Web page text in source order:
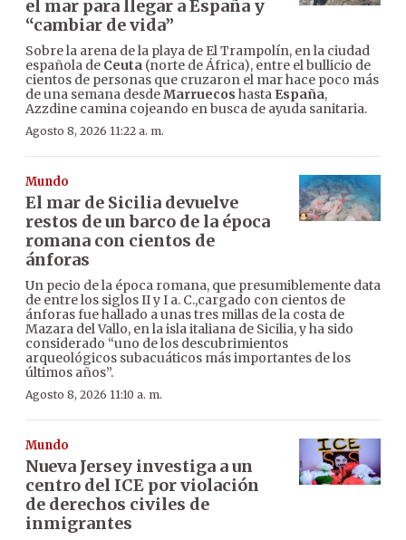
el mar para llegar a España y
“cambiar de vida”
Sobre la arena de la playa de El Trampolín, en la ciudad
española de Ceuta (norte de África), entre el bullicio de
cientos de personas que cruzaron el mar hace poco más
de una semana desdeMarruecos hasta España,
Azzdine camina cojeando en busca de ayuda sanitaria.
Agosto 8, 2026 11:22 a. m.
Mundo
El mar de Sicilia devuelve
restos de un barco de la época
romana con cientos de
ánforas
Un pecio de la época romana, que presumiblemente data
de entre los siglos II y I a. C.,cargado con cientos de
ánforas fue hallado a unas tres millas de la costa de
Mazara del Vallo, en la isla italiana de Sicilia, y ha sido
considerado “uno de los descubrimientos
arqueológicos subacuáticos más importantes de los
últimos años”.
Agosto 8, 2026 11:10 a. m.
Mundo
Nueva Jersey investiga a un
centro del ICE por violación
de derechos civiles de
inmigrantes